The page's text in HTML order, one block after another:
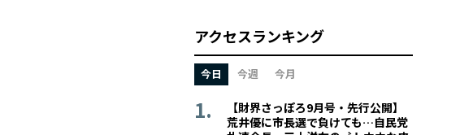
アクセスランキング
今日 今週 今月
【財界さっぽろ9月号・先行公開】
荒井優に市長選で負けても…自民党